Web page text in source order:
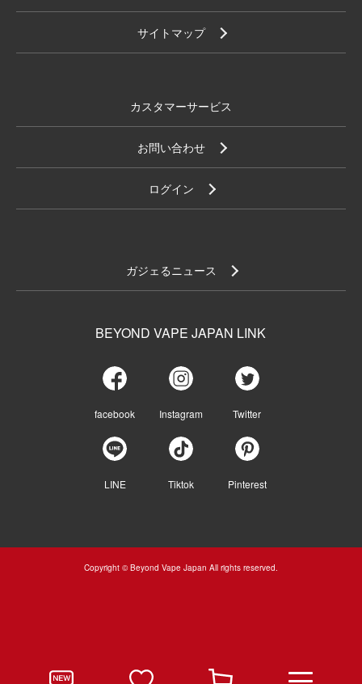
サイトマップ
カスタマーサービス
お問い合わせ
ログイン
ガジェるニュース
BEYOND VAPE JAPAN LINK
facebook Instagram Twitter
LINE Tiktok Pinterest
Copyright © Beyond Vape Japan All rights reserved.